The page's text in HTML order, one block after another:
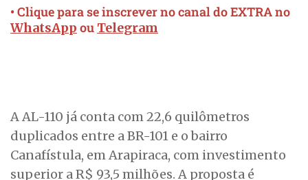
• Clique para se inscrever no canal do EXTRA no
WhatsApp ou Telegram
A AL-110 já conta com 22,6 quilômetros
duplicados entre a BR-101 e o bairro
Canafístula, em Arapiraca, com investimento
superior a R$ 93,5 milhões. A proposta é